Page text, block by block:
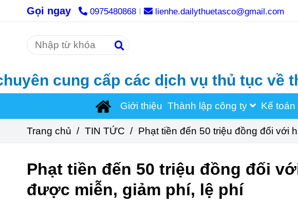
Gọi ngay 0975480868 lienhe.dailythuetasco@gmail.com
cấp các dịch vụ thủ tục về thuế,
Giới thiệu Thành lập công ty Kế toán
Trang chủ / TIN TỨC / Phạt tiền đến 50 triệu đồng đối với
Phạt tiền đến 50 triệu đồng đối
được miễn, giảm phí, lệ phí